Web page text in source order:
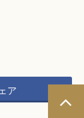
ア